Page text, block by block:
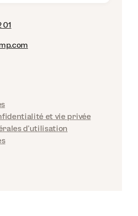
01
et vie privée
d'utilisation